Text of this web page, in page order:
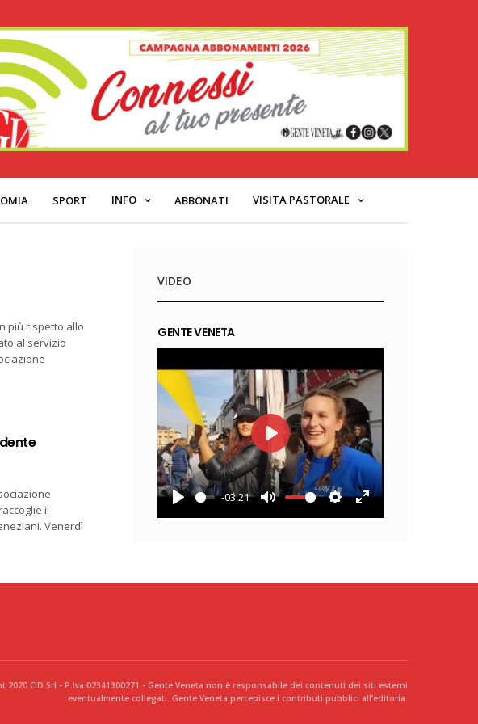
SPORT INFO ABBONATI VISITA PASTORALE
più rispetto allo
al servizio
il
Venerdì
VIDEO
GENTE VENETA
-03:21
Play
2020 CID Srl - P.Iva 02341300271 - Gente Veneta non è responsabile dei contenuti dei siti esterni
eventualmente collegati. Gente Veneta percepisce i contributi pubblici all’editoria.